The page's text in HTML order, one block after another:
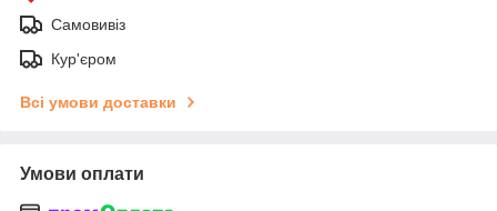
Самовивіз
Кур'єром
Всі умови доставки
Умови оплати